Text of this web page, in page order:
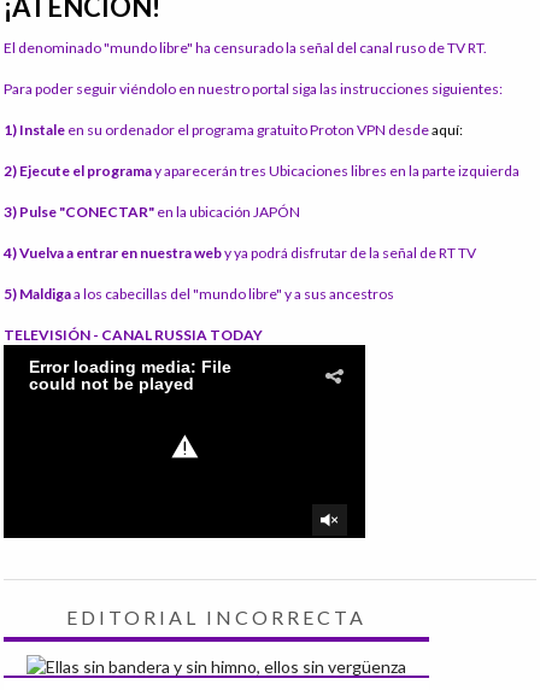
¡ATENCIÓN!
El denominado "mundo libre" ha censurado la señal del canal ruso de TV RT.
Para poder seguir viéndolo en nuestro portal siga las instrucciones siguientes:
1) Instale en su ordenador el programa gratuito Proton VPN desdeaquí:
2) Ejecute el programay aparecerán tres Ubicaciones libres en la parte izquierda
3) Pulse "CONECTAR" en la ubicación JAPÓN
4) Vuelva a entrar en nuestra weby ya podrá disfrutar de la señal de RT TV
5) Maldigaa los cabecillas del "mundo libre" y a sus ancestros
TELEVISIÓN - CANAL RUSSIA TODAY
EDITORIAL INCORRECTA